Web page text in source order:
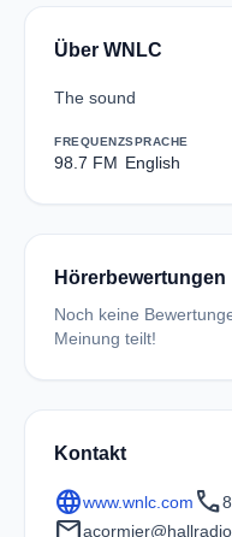
Über WNLC
The sound
FREQUENZ
98.7 FM
SPRACHE
English
Hörerbewertungen
Noch keine
Meinung teilt!
Kontakt
languagewww.wnlc.com call